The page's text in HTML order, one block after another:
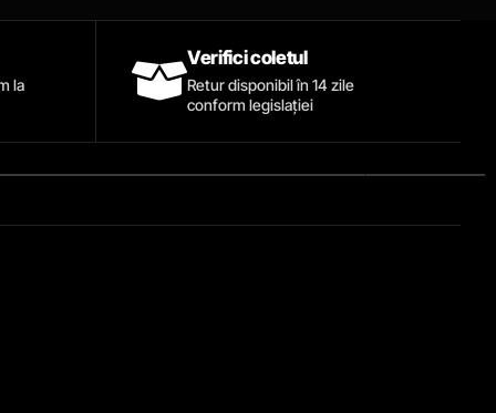
la
Verifici coletul
Retur disponibil în 14 zile
conform legislației